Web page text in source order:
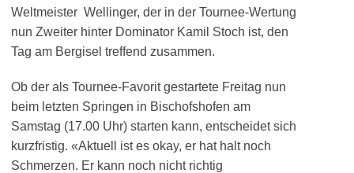
Weltmeister Wellinger, der in der Tournee-Wertung
nun Zweiter hinter Dominator Kamil Stoch ist, den
Tag am Bergisel treffend zusammen.
Ob der als Tournee-Favorit gestartete Freitag nun
beim letzten Springen in Bischofshofen am
Samstag (17.00 Uhr) starten kann, entscheidet sich
kurzfristig. «Aktuell ist es okay, er hat halt noch
Schmerzen. Er kann noch nicht richtig